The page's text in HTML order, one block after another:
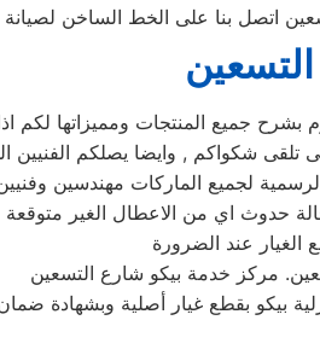
جميع المنتجات ومميزاتها لكم
مرلكز صيانه بيكو خدمه 24 ساعه , فى تلقى شكواكم ,
لجميع الماركات مهندسين
حدوث اي من الاعطال الغير
مركز خدمة بيكو شارع التسعين
بيكو بقطع غيار أصلية وبشهادة